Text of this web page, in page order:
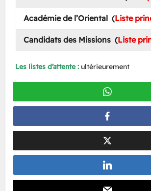
Académie de l’Oriental (Liste
Candidats des Missions (Liste
Les listes d’attente : ultérieurement